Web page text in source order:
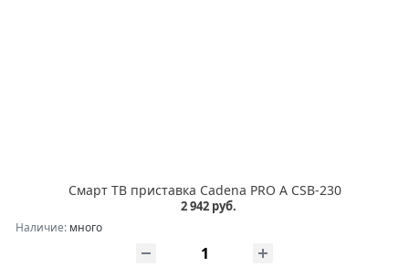
Смарт ТВ приставка Cadena PRO A CSB-230
2 942 руб.
Наличие: много